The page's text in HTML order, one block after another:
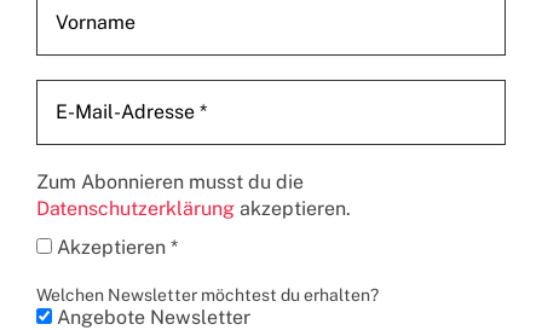
Zum Abonnieren musst du die
Datenschutzerklärung akzeptieren.
Akzeptieren *
Welchen Newsletter möchtest du erhalten?
Angebote Newsletter